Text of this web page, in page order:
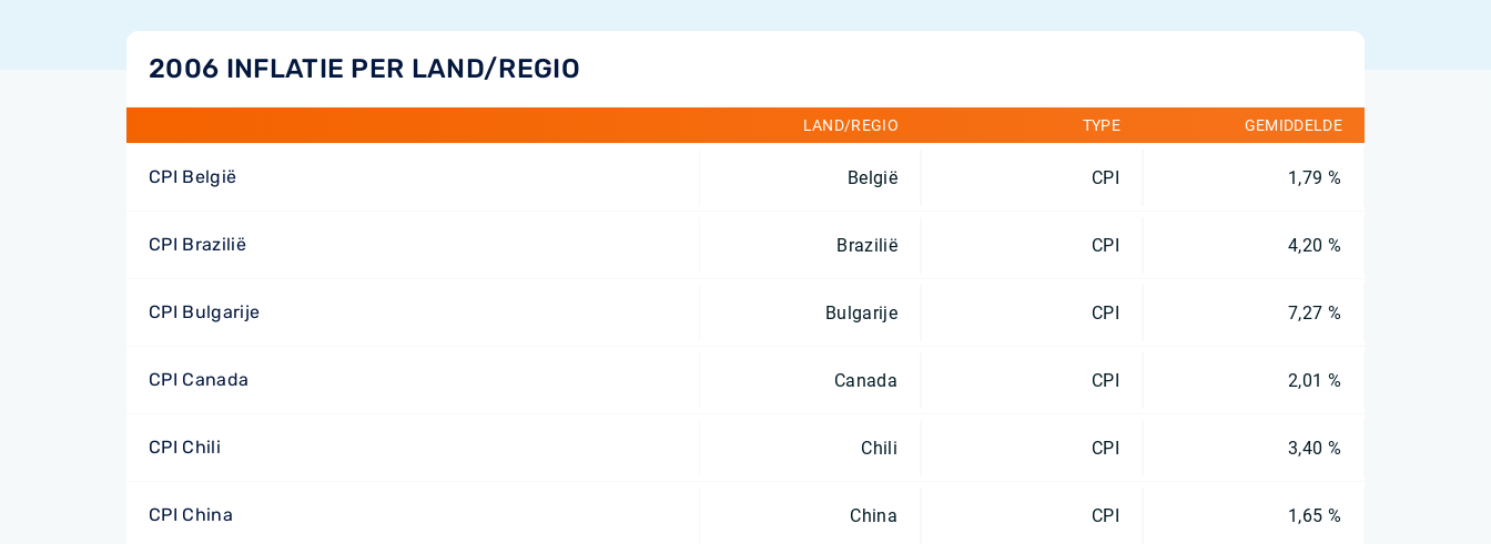
2006 INFLATIE PER LAND/REGIO
LAND/REGIO TYPE GEMIDDELDE
CPI België België CPI 1,79 %
CPI Brazilië Brazilië CPI 4,20 %
CPI Bulgarije Bulgarije CPI 7,27 %
CPI Canada Canada CPI 2,01 %
CPI Chili Chili CPI 3,40 %
CPI China China CPI 1,65 %